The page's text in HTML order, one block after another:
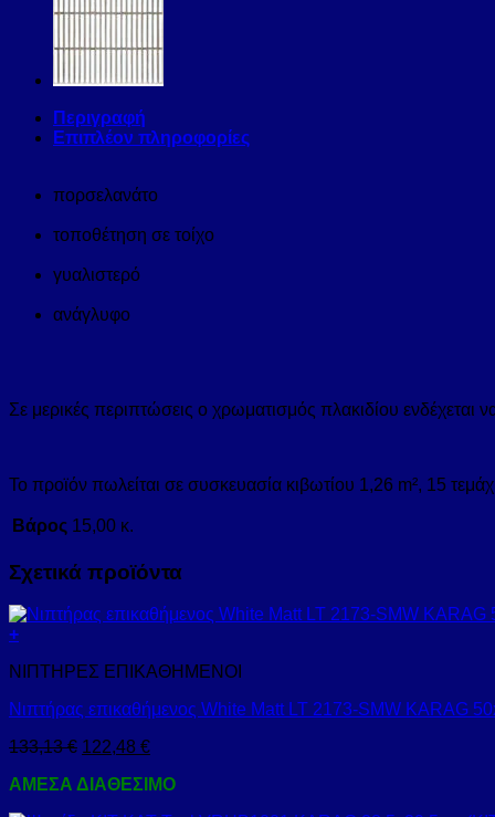
Περιγραφή
Επιπλέον πληροφορίες
πορσελανάτο
τοποθέτηση σε τοίχο
γυαλιστερό
ανάγλυφο
Σε μερικές περιπτώσεις ο χρωματισμός πλακιδίου ενδέχεται
Το προϊόν πωλείται σε συσκευασία κιβωτίου 1,26 m², 15
Βάρος 15,00 κ.
Σχετικά προϊόντα
+
ΝΙΠΤΗΡΕΣ ΕΠΙΚΑΘΗΜΕΝΟΙ
Νιπτήρας επικαθήμενος White Matt LT 2173-SMW KARAG
133,13€ 122,48 €
ΑΜΕΣΑ ΔΙΑΘΕΣΙΜΟ